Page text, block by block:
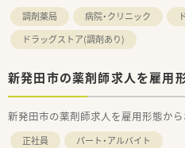
調剤薬局 病院・クリニック
ドラッグストア(調剤あり)
新発田市の薬剤師求人を雇用
新発田市の薬剤師求人を雇用形態から
正社員 パート・アルバイト